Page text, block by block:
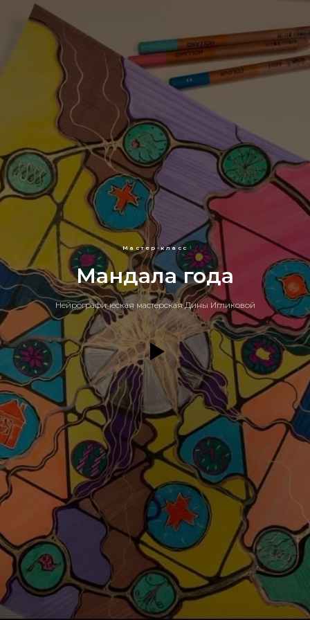
Мастер-класс
Мандала года
Нейрографическая мастерская Дины Игликовой